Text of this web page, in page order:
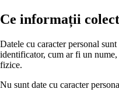
Ce informații
Datele cu caracter personal
identificator, cum ar fi un
fizice.
Nu sunt date cu caracter